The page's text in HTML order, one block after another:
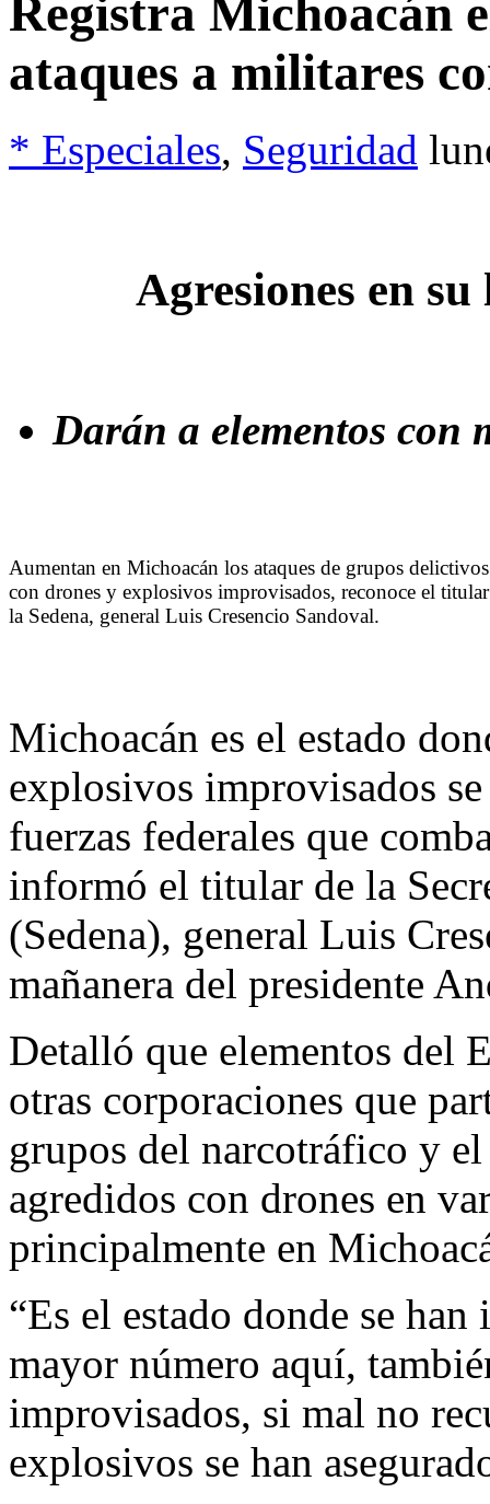
Registra Michoacán
ataques a militares
* Especiales, Seguridad
Agresiones en
Darán a elementos con
Aumentan en Michoacán los ataques de grupos delictivos
con drones y explosivos improvisados, reconoce el
la Sedena, general Luis Cresencio Sandoval.
Michoacán es el estado
explosivos improvisados
fuerzas federales que
informó el titular de la
(Sedena), general Luis
mañanera del presidente
Detalló que elementos del
otras corporaciones que
grupos del narcotráfico y
agredidos con drones en
principalmente en
“Es el estado donde se
mayor número aquí,
improvisados, si mal no
explosivos se han